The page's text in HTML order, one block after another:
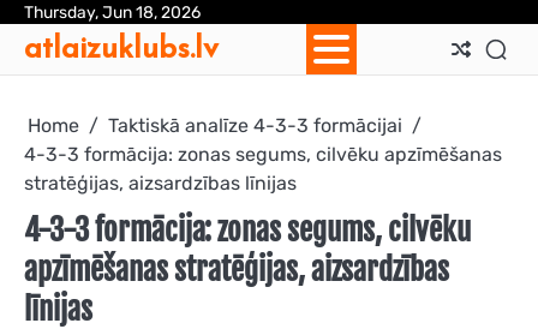
Skip
content
Thursday, Jun 18, 2026
atlaizuklubs.lv
Home
Taktiskā analīze 4-3-3 formācijai
4-3-3 formācija: zonas segums, cilvēku apzīmēšanas
stratēģijas, aizsardzības līnijas
4-3-3 formācija: zonas segums, cilvēku
apzīmēšanas stratēģijas, aizsardzības
līnijas